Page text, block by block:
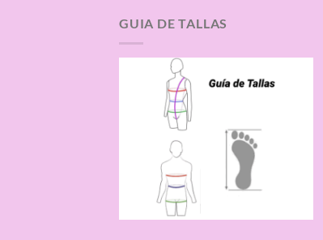
GUIA DE TALLAS